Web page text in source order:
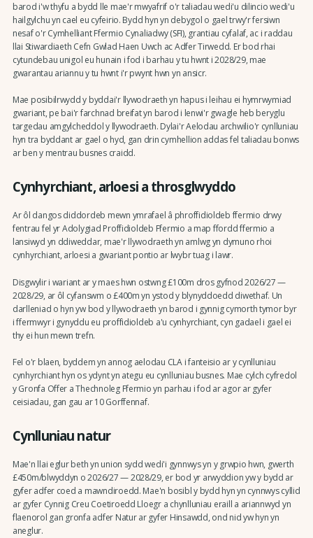
barod i'w thyfu a bydd lle mae'r mwyafrif o'r taliadau wedi'u dilincio wedi'u
hailgylchu yn cael eu cyfeirio. Bydd hyn yn debygol o gael trwy'r fersiwn
nesaf o'r Cymhelliant Ffermio Cynaliadwy (SFI), grantiau cyfalaf, ac i raddau
llai Stiwardiaeth Cefn Gwlad Haen Uwch ac Adfer Tirwedd. Er bod rhai
cytundebau unigol eu hunain i fod i barhau y tu hwnt i 2028/29, mae
gwarantau ariannu y tu hwnt i'r pwynt hwn yn ansicr.
Mae posibilrwydd y byddai'r llywodraeth yn hapus i leihau ei hymrwymiad
gwariant, pe bai'r farchnad breifat yn barod i lenwi'r gwagle heb beryglu
targedau amgylcheddol y llywodraeth. Dylai'r Aelodau archwilio'r cynlluniau
hyn tra byddant ar gael o hyd, gan drin cymhellion addas fel taliadau bonws
ar ben y mentrau busnes craidd.
Cynhyrchiant, arloesi a throsglwyddo
Ar ôl dangos diddordeb mewn ymrafael â phroffidioldeb ffermio drwy
fentrau fel yr Adolygiad Proffidioldeb Ffermio a map ffordd ffermio a
lansiwyd yn ddiweddar, mae'r llywodraeth yn amlwg yn dymuno rhoi
cynhyrchiant, arloesi a gwariant pontio ar lwybr tuag i lawr.
Disgwylir i wariant ar y maes hwn ostwng £100m dros gyfnod 2026/27 —
2028/29, ar ôl cyfanswm o £400m yn ystod y blynyddoedd diwethaf. Un
darlleniad o hyn yw bod y llywodraeth yn barod i gynnig cymorth tymor byr
i ffermwyr i gynyddu eu proffidioldeb a'u cynhyrchiant, cyn gadael i gael ei
thy ei hun mewn trefn.
Fel o'r blaen, byddem yn annog aelodau CLA i fanteisio ar y cynlluniau
cynhyrchiant hyn os ydynt yn ategu eu cynlluniau busnes. Mae cylch cyfredol
y Gronfa Offer a Thechnoleg Ffermio yn parhau i fod ar agor ar gyfer
ceisiadau, gan gau ar 10 Gorffennaf.
Cynlluniau natur
Mae'n llai eglur beth yn union sydd wedi'i gynnwys yn y grwpio hwn, gwerth
£450m/blwyddyn o 2026/27 — 2028/29, er bod yr arwyddion yw y bydd ar
gyfer adfer coed a mawndiroedd. Mae'n bosibl y bydd hyn yn cynnwys cyllid
ar gyfer Cynnig Creu Coetiroedd Lloegr a chynlluniau eraill a ariannwyd yn
flaenorol gan gronfa adfer Natur ar gyfer Hinsawdd, ond nid yw hyn yn
aneglur.